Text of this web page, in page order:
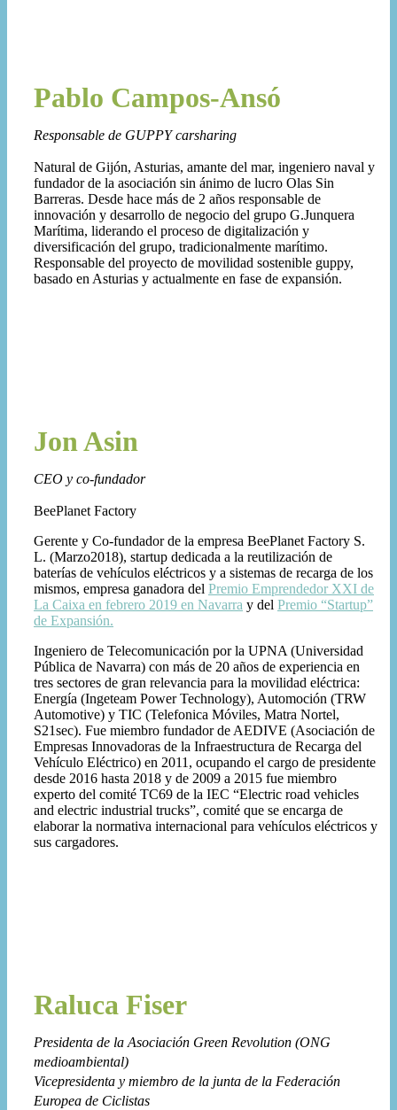
Pablo Campos-Ansó
Responsable de GUPPY carsharing
Natural de Gijón, Asturias, amante del mar, ingeniero naval y
fundador de la asociación sin ánimo de lucro Olas Sin
Barreras. Desde hace más de 2 años responsable de
innovación y desarrollo de negocio del grupo G.Junquera
Marítima, liderando el proceso de digitalización y
diversificación del grupo, tradicionalmente marítimo.
Responsable del proyecto de movilidad sostenible guppy,
basado en Asturias y actualmente en fase de expansión.
Jon Asin
CEO y co-fundador
BeePlanet Factory
Gerente y Co-fundador de la empresa BeePlanet Factory S.
L. (Marzo2018), startup dedicada a la reutilización de
baterías de vehículos eléctricos y a sistemas de recarga de los
mismos, empresa ganadora del Premio Emprendedor XXI de
La Caixa en febrero 2019 en Navarra y del Premio “Startup”
de Expansión.
Ingeniero de Telecomunicación por la UPNA (Universidad
Pública de Navarra) con más de 20 años de experiencia en
tres sectores de gran relevancia para la movilidad eléctrica:
Energía (Ingeteam Power Technology), Automoción (TRW
Automotive) y TIC (Telefonica Móviles, Matra Nortel,
S21sec). Fue miembro fundador de AEDIVE (Asociación de
Empresas Innovadoras de la Infraestructura de Recarga del
Vehículo Eléctrico) en 2011, ocupando el cargo de presidente
desde 2016 hasta 2018 y de 2009 a 2015 fue miembro
experto del comité TC69 de la IEC “Electric road vehicles
and electric industrial trucks”, comité que se encarga de
elaborar la normativa internacional para vehículos eléctricos y
sus cargadores.
Raluca Fiser
Presidenta de la Asociación Green Revolution (ONG
medioambiental)
Vicepresidenta y miembro de la junta de la Federación
Europea de Ciclistas